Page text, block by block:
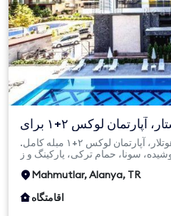
در محموتلار سوناس استار، آپارتمان لوکس ۲+۱ برای
فروش با مبلم...
در منطقه بازار سه‌شنبه ماهوتلار، آپارتمان لوکس ۲+۱ مبله کامل.
Mahmutlar, Alanya, TR
اقامتگاه